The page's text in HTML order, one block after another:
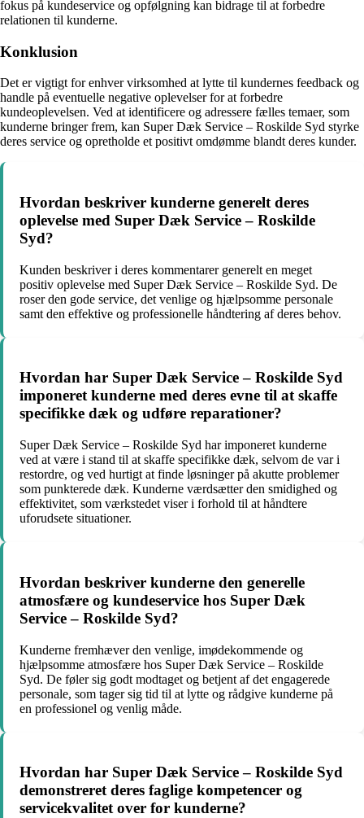
fokus på kundeservice og opfølgning kan bidrage til at forbedre
relationen til kunderne.
Konklusion
Det er vigtigt for enhver virksomhed at lytte til kundernes feedback og
handle på eventuelle negative oplevelser for at forbedre
kundeoplevelsen. Ved at identificere og adressere fælles temaer, som
kunderne bringer frem, kan Super Dæk Service – Roskilde Syd styrke
deres service og opretholde et positivt omdømme blandt deres kunder.
Hvordan beskriver kunderne generelt deres
oplevelse med Super Dæk Service – Roskilde
Syd?
Kunden beskriver i deres kommentarer generelt en meget
positiv oplevelse med Super Dæk Service – Roskilde Syd. De
roser den gode service, det venlige og hjælpsomme personale
samt den effektive og professionelle håndtering af deres behov.
Hvordan har Super Dæk Service – Roskilde Syd
imponeret kunderne med deres evne til at skaffe
specifikke dæk og udføre reparationer?
Super Dæk Service – Roskilde Syd har imponeret kunderne
ved at være i stand til at skaffe specifikke dæk, selvom de var i
restordre, og ved hurtigt at finde løsninger på akutte problemer
som punkterede dæk. Kunderne værdsætter den smidighed og
effektivitet, som værkstedet viser i forhold til at håndtere
uforudsete situationer.
Hvordan beskriver kunderne den generelle
atmosfære og kundeservice hos Super Dæk
Service – Roskilde Syd?
Kunderne fremhæver den venlige, imødekommende og
hjælpsomme atmosfære hos Super Dæk Service – Roskilde
Syd. De føler sig godt modtaget og betjent af det engagerede
personale, som tager sig tid til at lytte og rådgive kunderne på
en professionel og venlig måde.
Hvordan har Super Dæk Service – Roskilde Syd
demonstreret deres faglige kompetencer og
servicekvalitet over for kunderne?